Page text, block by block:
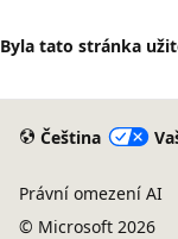
Byla tato stránka
Čeština
Právní omezení AI
© Microsoft 2026